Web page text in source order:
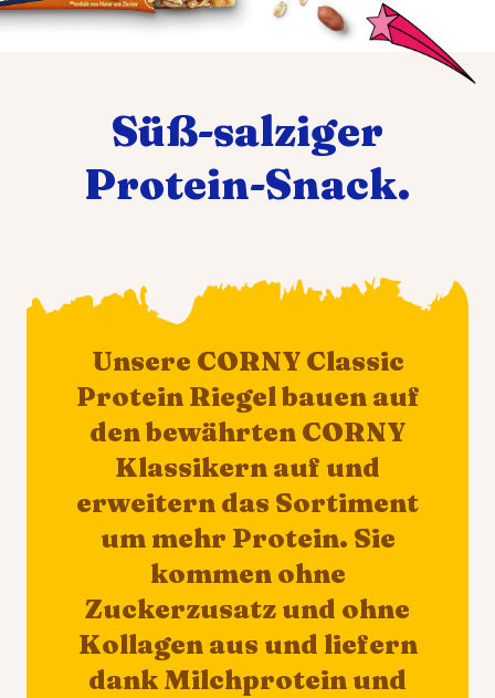
Süß-salziger
Protein-Snack.
Unsere CORNY Classic
Protein Riegel bauen auf
den bewährten CORNY
Klassikern auf und
erweitern das Sortiment
um mehr Protein. Sie
kommen ohne
Zuckerzusatz und ohne
Kollagen aus und liefern
dank Milchprotein und